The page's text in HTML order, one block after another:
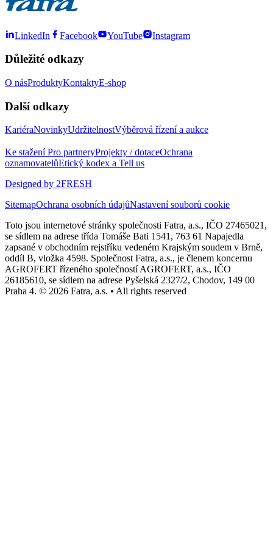
LinkedIn Facebook YouTube Instagram
Důležité odkazy
O násProduktyKontaktyE-shop
Další odkazy
KariéraNovinkyUdržitelnostVýběrová řízení a aukce
Ke staženíPro partneryProjekty / dotaceOchrana
oznamovatelůEtický kodex a Tell us
Designed by 2FRESH
SitemapOchrana osobních údajůNastavení souborů cookie
Toto jsou internetové stránky společnosti Fatra, a.s., IČO 27465021,
se sídlem na adrese třída Tomáše Bati 1541, 763 61 Napajedla
zapsané v obchodním rejstříku vedeném Krajským soudem v Brně,
oddíl B, vložka 4598. Společnost Fatra, a.s., je členem koncernu
AGROFERT řízeného společností AGROFERT, a.s., IČO
26185610, se sídlem na adrese Pyšelská 2327/2, Chodov, 149 00
Praha 4. © 2026 Fatra, a.s. • All rights reserved